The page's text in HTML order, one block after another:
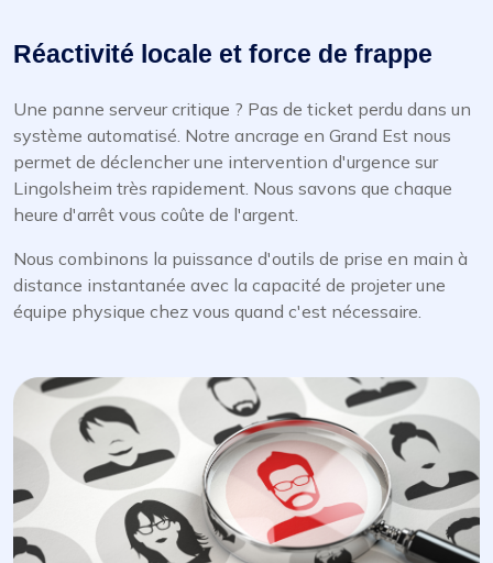
Réactivité locale et force de frappe
Une panne serveur critique ? Pas de ticket perdu dans un
système automatisé. Notre ancrage en Grand Est nous
permet de déclencher une intervention d'urgence sur
Lingolsheim très rapidement. Nous savons que chaque
heure d'arrêt vous coûte de l'argent.
Nous combinons la puissance d'outils de prise en main à
distance instantanée avec la capacité de projeter une
équipe physique chez vous quand c'est nécessaire.